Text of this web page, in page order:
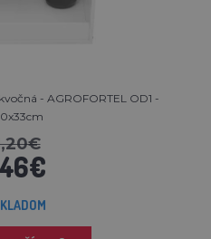
- AGROFORTEL OD1 -